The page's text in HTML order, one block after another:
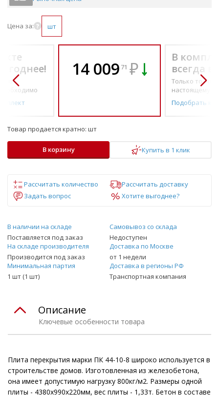
Цена за: шт
по-
14 009 71 ₽
В
всегда
Только то, что
настоящему
Подобрать
Товар продается кратно: шт
В корзину Купить в 1 клик
Рассчитать количество
Рассчитать доставку
Задать вопрос
Хотите выгоднее?
В наличии на складе
Поставляется под заказ
Самовывоз со склада
Недоступен
На складе производителя
Производится под заказ
Доставка по Москве
от 1 недели
Минимальная партия
1 шт (1 шт)
Доставка в регионы РФ
Транспортная компания
Ключевые особенности товара
Описание
Плита перекрытия марки ПК 44-10-8 широко используется в
строительстве домов. Изготовленная из железобетона,
она имеет допустимую нагрузку 800кг/м2. Размеры одной
плиты - 4380х990х220мм, вес плиты - 1,33т. Бетон в составе